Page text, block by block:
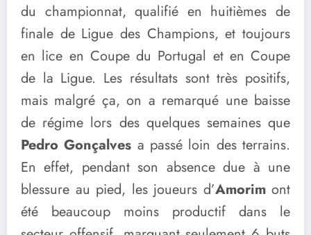
du championnat, qualifié en huitièmes de
finale de Ligue des Champions, et toujours
en lice en Coupe du Portugal et en Coupe
de la Ligue. Les résultats sont très positifs,
mais malgré ça, on a remarqué une baisse
de régime lors des quelques semaines que
Pedro Gonçalves a passé loin des terrains.
En effet, pendant son absence due à une
blessure au pied, les joueurs d’Amorimont
été beaucoup moins productif dans le